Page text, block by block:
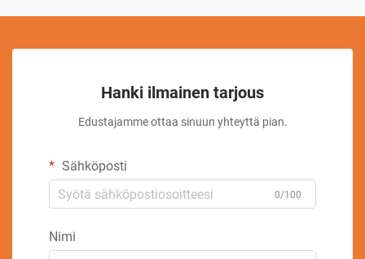
Hanki ilmainen tarjous
Edustajamme ottaa sinuun yhteyttä pian.
Sähköposti
0/100
Nimi